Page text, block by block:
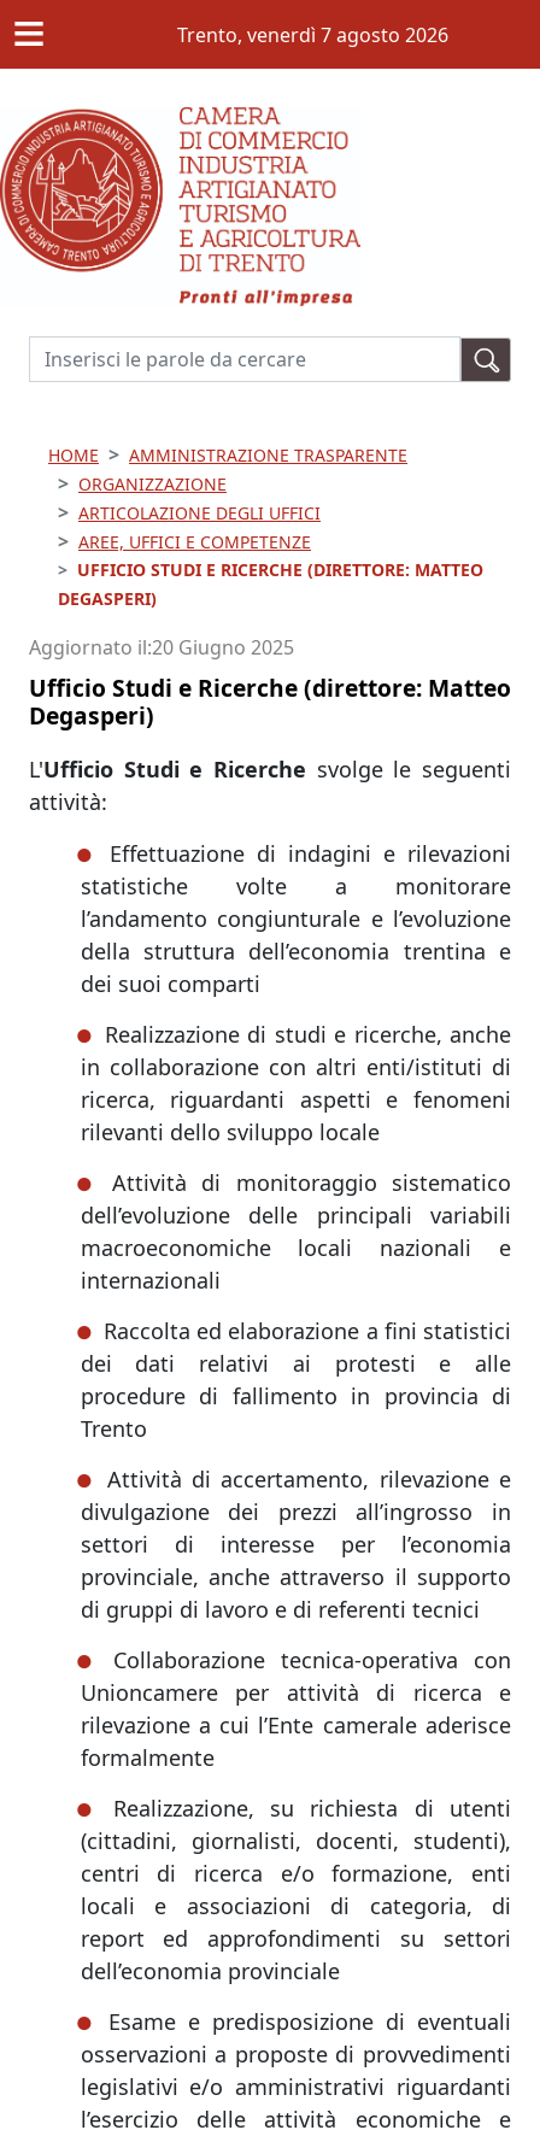
≡ Trento, venerdì 7 agosto 2026
Cerca
HOME
AMMINISTRAZIONE TRASPARENTE
ORGANIZZAZIONE
ARTICOLAZIONE DEGLI UFFICI
AREE, UFFICI E COMPETENZE
UFFICIO STUDI E RICERCHE (DIRETTORE: MATTEO
DEGASPERI)
Aggiornato il 20 Giugno 2025
Ufficio Studi e Ricerche (direttore: Matteo
Degasperi)
L'Ufficio Studi e Ricerche svolge le seguenti
attività:
Effettuazione di indagini e rilevazioni
statistiche volte a monitorare
l’andamento congiunturale e l’evoluzione
della struttura dell’economia trentina e
dei suoi comparti
Realizzazione di studi e ricerche, anche
in collaborazione con altri enti/istituti di
ricerca, riguardanti aspetti e fenomeni
rilevanti dello sviluppo locale
Attività di monitoraggio sistematico
dell’evoluzione delle principali variabili
macroeconomiche locali nazionali e
internazionali
Raccolta ed elaborazione a fini statistici
dei dati relativi ai protesti e alle
procedure di fallimento in provincia di
Trento
Attività di accertamento, rilevazione e
divulgazione dei prezzi all’ingrosso in
settori di interesse per l’economia
provinciale, anche attraverso il supporto
di gruppi di lavoro e di referenti tecnici
Collaborazione tecnica-operativa con
Unioncamere per attività di ricerca e
rilevazione a cui l’Ente camerale aderisce
formalmente
Realizzazione, su richiesta di utenti
(cittadini, giornalisti, docenti, studenti),
centri di ricerca e/o formazione, enti
locali e associazioni di categoria, di
report ed approfondimenti su settori
dell’economia provinciale
Esame e predisposizione di eventuali
osservazioni a proposte di provvedimenti
legislativi e/o amministrativi riguardanti
l’esercizio delle attività economiche e